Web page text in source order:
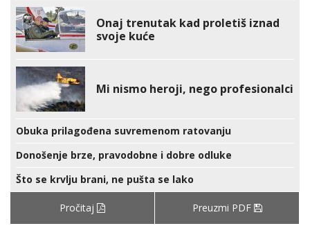
Onaj trenutak kad proletiš iznad
svoje kuće
Mi nismo heroji, nego profesionalci
Obuka prilagođena suvremenom ratovanju
Donošenje brze, pravodobne i dobre odluke
Što se krvlju brani, ne pušta se lako
Pročitaj Preuzmi PDF